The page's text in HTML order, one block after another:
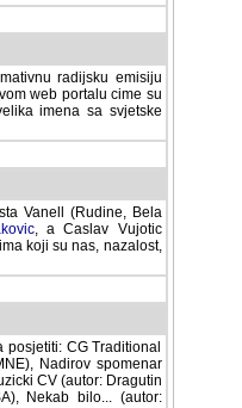
radijsku emisiju
web portalu cime su
imena sa svjetske
Vanell (Rudine, Bela
, a Caslav Vujotic
koji su nas, nazalost,
CG Traditional
Nadirov spomenar
CV (autor: Dragutin
Nekab bilo... (autor: